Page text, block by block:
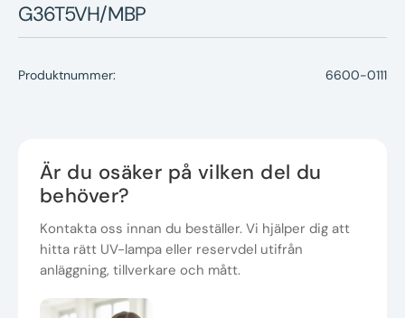
G36T5VH/MBP
Produktnummer: 6600-0111
Är du osäker på vilken del du
behöver?
Kontakta oss innan du beställer. Vi hjälper dig att
hitta rätt UV-lampa eller reservdel utifrån
anläggning, tillverkare och mått.